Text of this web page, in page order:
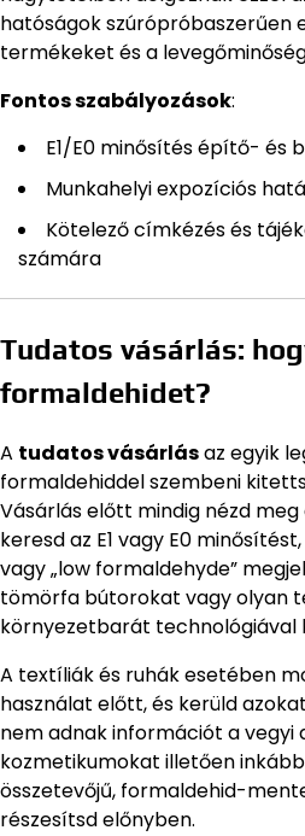
hatóságok szúrópróbaszerűen
termékeket és a
Fontos szabályozások:
E1/E0 minősítés építő- és
Munkahelyi expozíciós
Kötelező címkézés és
számára
Tudatos vásárlás:
formaldehidet?
A tudatos vásárlásaz egyik
formaldehiddel szembeni
Vásárlás előtt mindig nézd
keresd az E1 vagy E0
vagy „low formaldehyde”
tömörfa bútorokat vagy olyan
környezetbarát technológiával
A textíliák és ruhák esetében
használat előtt, és kerüld
nem adnak információt a vegyi
kozmetikumokat illetően
összetevőjű, formaldehid-
részesítsd előnyben.